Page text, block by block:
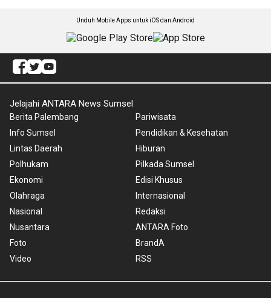
Unduh Mobile Apps untuk iOS dan Android
Jelajahi ANTARA News Sumsel
Berita Palembang
Info Sumsel
Lintas Daerah
Polhukam
Ekonomi
Olahraga
Nasional
Nusantara
Foto
Video
Pariwisata
Pendidikan & Kesehatan
Hiburan
Pilkada Sumsel
Edisi Khusus
Internasional
Redaksi
ANTARA Foto
BrandA
RSS